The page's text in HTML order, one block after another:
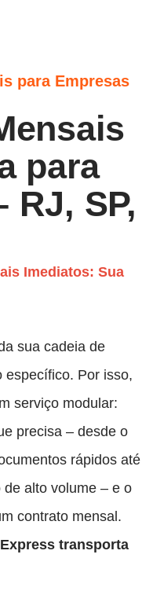
para Empresas
para
RJ, SP,
Imediatos: Sua
sua cadeia de
específico. Por isso,
serviço modular:
precisa – desde o
rápidos até
de alto volume – e o
contrato mensal.
transporta